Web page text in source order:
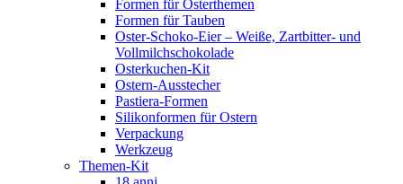
Formen für Osterthemen
Formen für Tauben
Oster-Schoko-Eier – Weiße, Zartbitter- und
Vollmilchschokolade
Osterkuchen-Kit
Ostern-Ausstecher
Pastiera-Formen
Silikonformen für Ostern
Verpackung
Werkzeug
Themen-Kit